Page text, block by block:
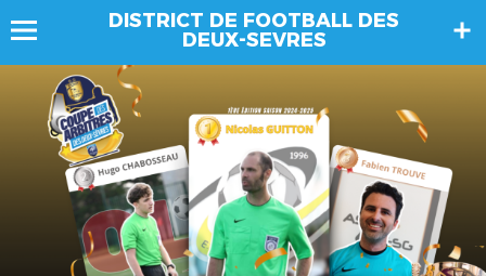
DISTRICT DE FOOTBALL DES
DEUX-SEVRES